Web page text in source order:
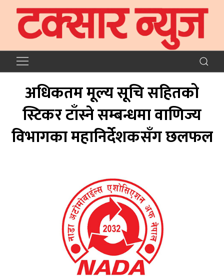
अधिकतम मूल्य सूचि सहितको
स्टिकर टाँस्ने सम्बन्धमा वाणिज्य
विभागका महानिर्देशकसँग छलफल